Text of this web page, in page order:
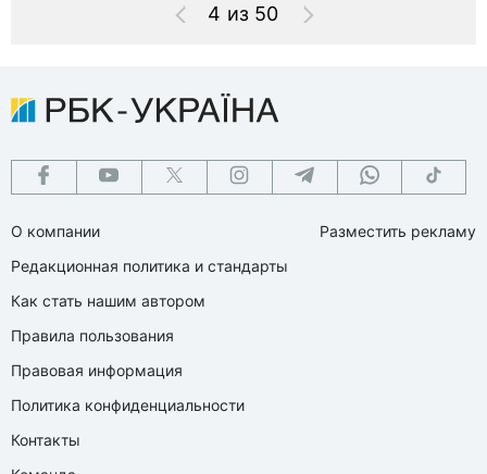
4 из 50
О компании
Редакционная политика и стандарты
Как стать нашим автором
Правила пользования
Правовая информация
Политика конфиденциальности
Контакты
Разместить рекламу